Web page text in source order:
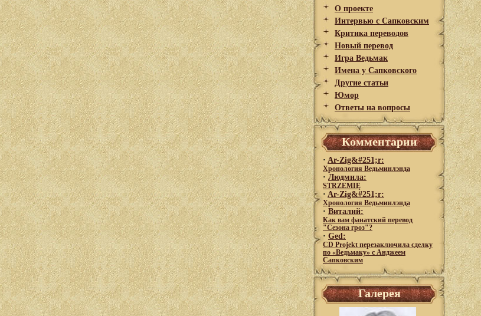
О проекте
Интервью с Сапковским
Критика переводов
Новый перевод
Игра Ведьмак
Имена у Сапковского
Другие статьи
Юмор
Ответы на вопросы
Комментарии
· Ar-Zig&#251;r:
Хронология Ведьминлэнда
· Людмила:
STRZEMIĘ
· Ar-Zig&#251;r:
Хронология Ведьминлэнда
· Виталий:
Как вам фанатский перевод
"Сезона гроз"?
· Ged:
CD Projekt перезаключила сделку
по «Ведьмаку» с Анджеем
Сапковским
Галерея